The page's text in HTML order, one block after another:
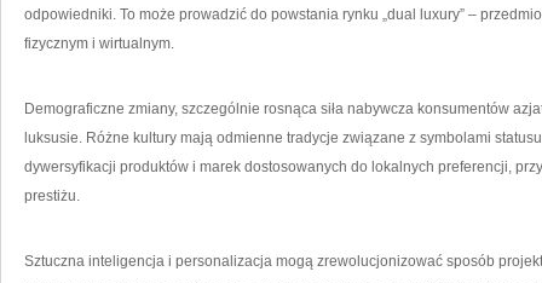
odpowiedniki. To może prowadzić do powstania rynku „dual luxury” –
fizycznym i wirtualnym.
Demograficzne zmiany, szczególnie rosnąca siła nabywcza konsumentów
luksusie. Różne kultury mają odmienne tradycje związane z symbolami
dywersyfikacji produktów i marek dostosowanych do lokalnych preferencji,
prestiżu.
Sztuczna inteligencja i personalizacja mogą zrewolucjonizować sposób